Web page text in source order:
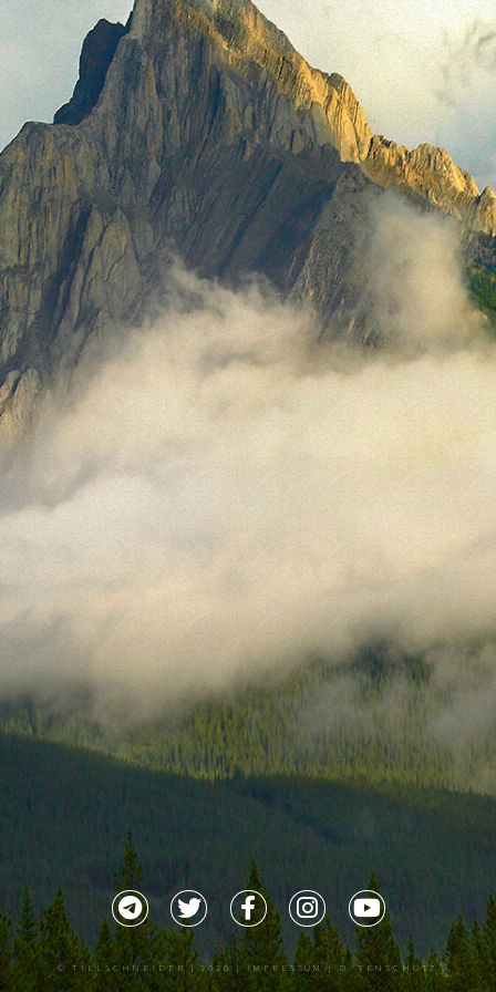
©TILLSCHNEIDER | 2026 |IMPRESSUM |DATENSCHUTZ